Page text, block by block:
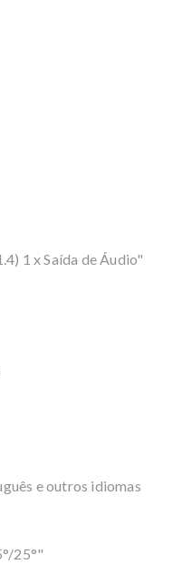
1 x Saída de Áudio"
e outros idiomas
25°"